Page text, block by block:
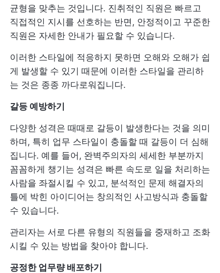
균형을 맞추는 것입니다. 진취적인 직원은 빠르고
직접적인 지시를 선호하는 반면, 안정적이고 꾸준한
직원은 자세한 안내가 필요할 수 있습니다.
이러한 스타일에 적응하지 못하면 오해와 오해가 쉽
게 발생할 수 있기 때문에 이러한 스타일을 관리하
는 것은 종종 까다로워집니다.
갈등 예방하기
다양한 성격은 때때로 갈등이 발생한다는 것을 의미
하며, 특히 업무 스타일이 충돌할 때 갈등이 더 심해
집니다. 예를 들어, 완벽주의자의 세세한 부분까지
꼼꼼하게 챙기는 성격은 빠른 속도로 일을 처리하는
사람을 좌절시킬 수 있고, 분석적인 문제 해결자의
틀에 박힌 아이디어는 창의적인 사고방식과 충돌할
수 있습니다.
관리자는 서로 다른 유형의 직원들을 중재하고 조화
시킬 수 있는 방법을 찾아야 합니다.
공정한 업무량 배포하기